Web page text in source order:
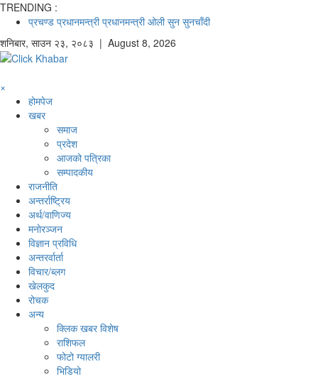
TRENDING :
प्रचण्ड प्रधानमन्त्री प्रधानमन्त्री ओली सुन सुनचाँदी
शनिबार, साउन २३, २०८३ | August 8, 2026
×
होमपेज
खबर
समाज
प्रदेश
आजको पत्रिका
सम्पादकीय
राजनीति
अन्तर्राष्ट्रिय
अर्थ/वाणिज्य
मनाेरञ्जन
विज्ञान प्रविधि
अन्तरर्वार्ता
विचार/ब्लग
खेलकुद
रोचक
अन्य
क्लिक खबर विशेष
राशिफल
फोटो ग्यालरी
भिडियो